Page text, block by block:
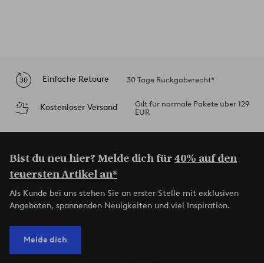
Einfache Retoure 30 Tage Rückgaberecht*
Kostenloser Versand
Gilt für normale Pakete über 129
EUR
Bist du neu hier? Melde dich für40% auf den
teuersten Artikel an*
Als Kunde bei uns stehen Sie an erster Stelle mit exklusiven
Angeboten, spannenden Neuigkeiten und viel Inspiration.
Melde dich